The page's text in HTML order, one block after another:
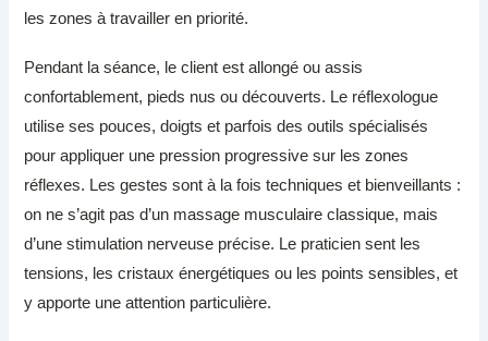
les zones à travailler en priorité.
Pendant la séance, le client est allongé ou assis
confortablement, pieds nus ou découverts. Le réflexologue
utilise ses pouces, doigts et parfois des outils spécialisés
pour appliquer une pression progressive sur les zones
réflexes. Les gestes sont à la fois techniques et bienveillants :
on ne s’agit pas d’un massage musculaire classique, mais
d’une stimulation nerveuse précise. Le praticien sent les
tensions, les cristaux énergétiques ou les points sensibles, et
y apporte une attention particulière.